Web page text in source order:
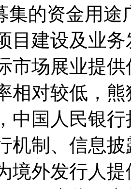
集的资金用
目建设及业
市场展业提
相对较低，
中国人民银
机制、信息
境外发行人